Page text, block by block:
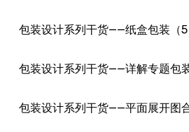
包装设计系列干货——纸盒包装（5
包装设计系列干货——详解专题包
包装设计系列干货——平面展开图